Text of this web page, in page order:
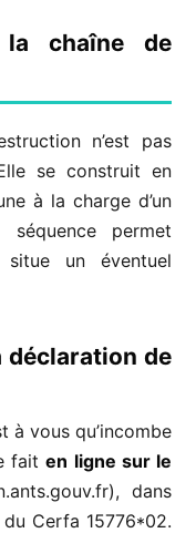
chaîne de
n’est pas
se construit en
à la charge d’un
permet
situe un éventuel
déclaration de
à vous qu’incombe
faiten ligne sur le
dans
Cerfa 15776*02.